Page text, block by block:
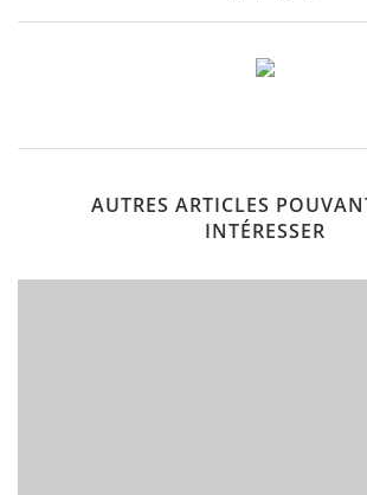
AUTRES ARTICLES
INTÉRESSER